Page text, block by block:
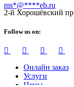
ms*@****eb.ru
2-й Хорошёвский
Follow us on:
Онлайн заказ
Услуги
Цены